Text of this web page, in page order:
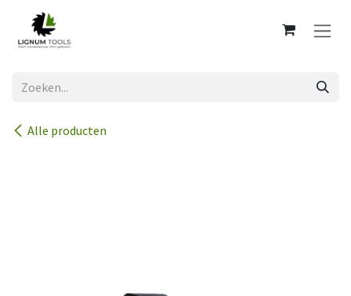
Overslaan naar inhoud
Alle producten